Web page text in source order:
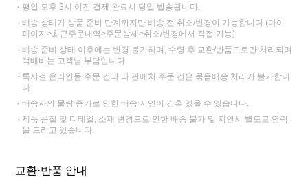
평일 오후 3시 이전 결제 완료시 당일 발송됩니다.
배송 상태가 상품 준비 단계까지만 배송 전 취소/변경이 가능합니다.(마이
페이지>최근주문내역>주문상세>취소/변경에서 직접 가능)
배송 준비 상태 이후에는 변경 불가하며, 수령 후 교환/반품으로만 처리되며
택배비는 고객님 부담입니다.
록시걸 온라인몰 주문 건과 타 판매처 주문 건은 묶음배송 처리가 불가합니
다.
배송사의 물량 증가로 인한 배송 지연이 간혹 있을 수 있습니다.
제품 품절 및 디테일, 소재 변경으로 인한 배송 불가 및 지연시 별도로 연락
을 드리고 있습니다.
교환·반품 안내